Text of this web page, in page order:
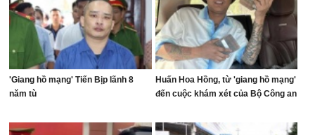
'Giang hồ mạng' Tiến Bịp lãnh 8
năm tù
Huấn Hoa Hồng, từ 'giang hồ mạng'
đến cuộc khám xét của Bộ Công an